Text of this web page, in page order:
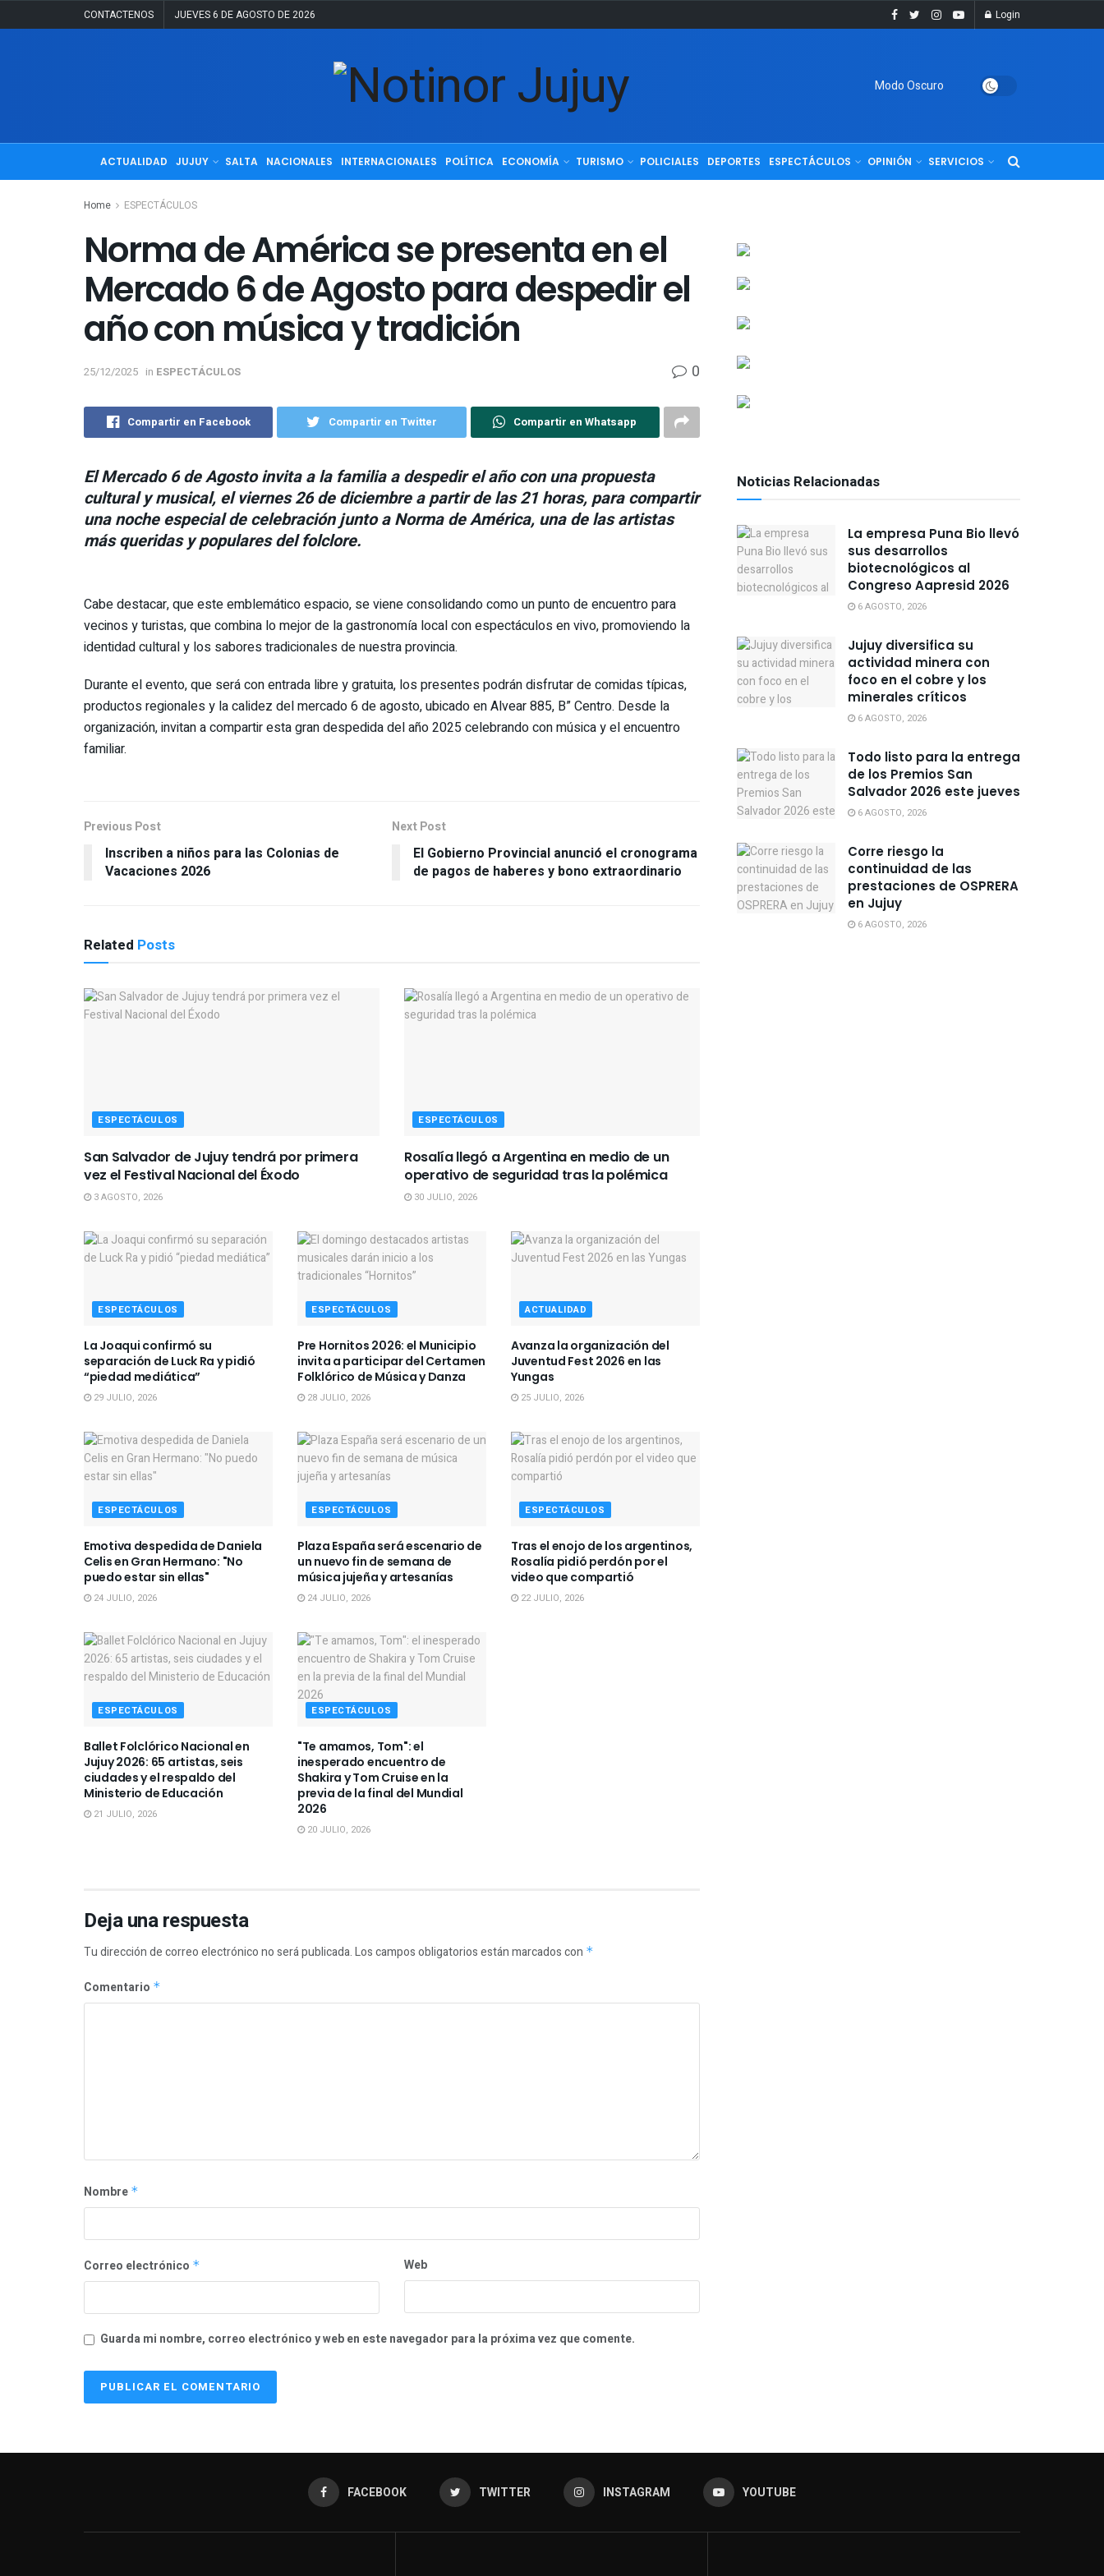
CONTACTENOS JUEVES 6 DE AGOSTO DE 2026 Login
Modo Oscuro
ACTUALIDAD JUJUY SALTA NACIONALES INTERNACIONALES POLÍTICA ECONOMÍA TURISMO POLICIALES DEPORTES ESPECTÁCULOS OPINIÓN SERVICIOS
Home ESPECTÁCULOS
Norma de América se presenta en el
Mercado 6 de Agosto para despedir el
año con música y tradición
25/12/2025 in ESPECTÁCULOS 0
Compartir en Facebook Compartir en Twitter Compartir en Whatsapp
El Mercado 6 de Agosto invita a la familia a despedir el año con una propuesta
cultural y musical, el viernes 26 de diciembre a partir de las 21 horas, para compartir
una noche especial de celebración junto a Norma de América, una de las artistas
más queridas y populares del folclore.
Cabe destacar, que este emblemático espacio, se viene consolidando como un punto de encuentro para
vecinos y turistas, que combina lo mejor de la gastronomía local con espectáculos en vivo, promoviendo la
identidad cultural y los sabores tradicionales de nuestra provincia.
Durante el evento, que será con entrada libre y gratuita, los presentes podrán disfrutar de comidas típicas,
productos regionales y la calidez del mercado 6 de agosto, ubicado en Alvear 885, B” Centro. Desde la
organización, invitan a compartir esta gran despedida del año 2025 celebrando con música y el encuentro
familiar.
Previous Post
Inscriben a niños para las Colonias de
Vacaciones 2026
Next Post
El Gobierno Provincial anunció el cronograma
de pagos de haberes y bono extraordinario
Related Posts
ESPECTÁCULOS
San Salvador de Jujuy tendrá por primera
vez el Festival Nacional del Éxodo
3 AGOSTO, 2026
ESPECTÁCULOS
Rosalía llegó a Argentina en medio de un
operativo de seguridad tras la polémica
30 JULIO, 2026
ESPECTÁCULOS
La Joaqui confirmó su
separación de Luck Ra y pidió
“piedad mediática”
29 JULIO, 2026
ESPECTÁCULOS
Pre Hornitos 2026: el Municipio
invita a participar del Certamen
Folklórico de Música y Danza
28 JULIO, 2026
ACTUALIDAD
Avanza la organización del
Juventud Fest 2026 en las
Yungas
25 JULIO, 2026
ESPECTÁCULOS
Emotiva despedida de Daniela
Celis en Gran Hermano: "No
puedo estar sin ellas"
24 JULIO, 2026
ESPECTÁCULOS
Plaza España será escenario de
un nuevo fin de semana de
música jujeña y artesanías
24 JULIO, 2026
ESPECTÁCULOS
Tras el enojo de los argentinos,
Rosalía pidió perdón por el
video que compartió
22 JULIO, 2026
ESPECTÁCULOS
Ballet Folclórico Nacional en
Jujuy 2026: 65 artistas, seis
ciudades y el respaldo del
Ministerio de Educación
21 JULIO, 2026
ESPECTÁCULOS
"Te amamos, Tom": el
inesperado encuentro de
Shakira y Tom Cruise en la
previa de la final del Mundial
2026
20 JULIO, 2026
Deja una respuesta
Tu dirección de correo electrónico no será publicada.Los campos obligatorios están marcados con *
Comentario *
Nombre *
Correo electrónico * Web
Guarda mi nombre, correo electrónico y web en este navegador para la próxima vez que comente.
Noticias Relacionadas
La empresa Puna Bio llevó
sus desarrollos
biotecnológicos al
Congreso Aapresid 2026
6 AGOSTO, 2026
Jujuy diversifica su
actividad minera con
foco en el cobre y los
minerales críticos
6 AGOSTO, 2026
Todo listo para la entrega
de los Premios San
Salvador 2026 este jueves
6 AGOSTO, 2026
Corre riesgo la
continuidad de las
prestaciones de OSPRERA
en Jujuy
6 AGOSTO, 2026
FACEBOOK TWITTER INSTAGRAM YOUTUBE